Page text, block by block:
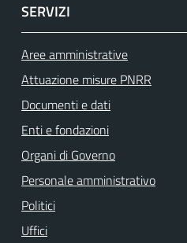
SERVIZI
Aree amministrative
Attuazione misure PNRR
Documenti e dati
Enti e fondazioni
Organi di Governo
Personale amministrativo
Politici
Uffici